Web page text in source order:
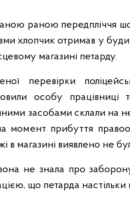
раною передпліччя
хлопчик отримав у
магазині петарду.
перевірки
особу працівниці
засобами склали на
момент прибуття
в магазині виявлено не
не знала про
що петарда